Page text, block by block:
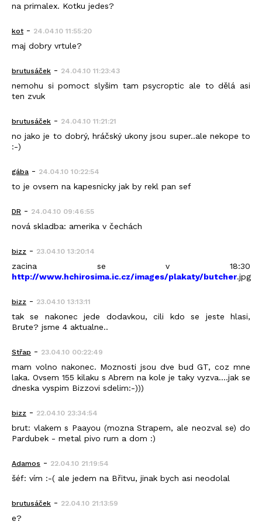
na primalex. Kotku jedes?
kot- 24.04.10 11:55:20
maj dobry vrtule?
brutusáček - 24.04.10 11:23:43
nemohu si pomoct slyšim tam psycroptic ale to dělá asi
ten zvuk
brutusáček - 24.04.10 11:21:21
no jako je to dobrý, hráčský ukony jsou super..ale nekope to
:-)
gába - 24.04.10 10:22:54
to je ovsem na kapesnicky jak by rekl pan sef
DR - 24.04.10 09:46:55
nová skladba: amerika v čechách
bizz - 23.04.10 13:20:14
zacina se v 18:30
http://www.hchirosima.ic.cz/images/plakaty/butcher.jpg
bizz - 23.04.10 13:13:11
tak se nakonec jede dodavkou, cili kdo se jeste hlasi,
Brute? jsme 4 aktualne..
Střap - 23.04.10 00:22:49
mam volno nakonec. Moznosti jsou dve bud GT, coz mne
laka. Ovsem 155 kilaku s Abrem na kole je taky vyzva....jak se
dneska vyspim Bizzovi sdelim:-)))
bizz - 22.04.10 23:34:54
brut: vlakem s Paayou (mozna Strapem, ale neozval se) do
Pardubek - metal pivo rum a dom :)
Adamos - 22.04.10 21:19:54
šéf: vím :-( ale jedem na Břitvu, jinak bych asi neodolal
brutusáček - 22.04.10 21:13:59
e?